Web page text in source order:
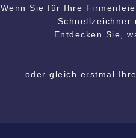
Wenn Sie für Ihre
Schnellzeichner
Entdecken Sie,
oder gleich erstmal